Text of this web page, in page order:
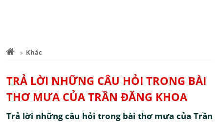
Khác
TRẢ LỜI NHỮNG CÂU HỎI TRONG BÀI
THƠ MƯA CỦA TRẦN ĐĂNG KHOA
Trả lời những câu hỏi trong bài thơ mưa của Trần